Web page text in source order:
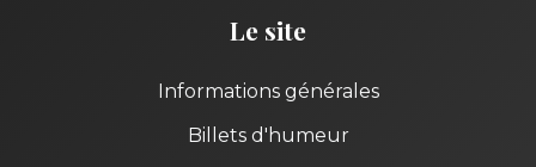
Le site
Informations générales
Billets d'humeur